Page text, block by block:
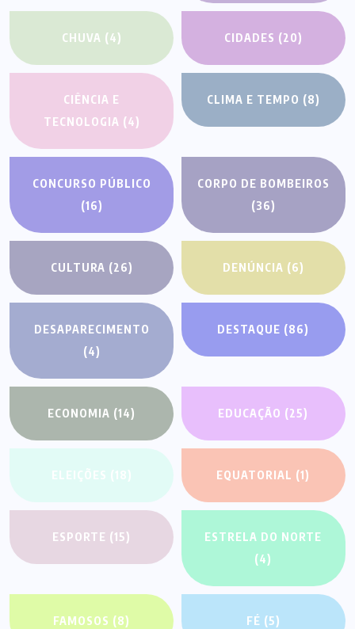
CHUVA (4) CIDADES (20)
CIÊNCIA E
TECNOLOGIA (4)
CLIMA E TEMPO (8)
CONCURSO PÚBLICO
(16)
CORPO DE BOMBEIROS
(36)
CULTURA (26) DENÚNCIA (6)
DESAPARECIMENTO
(4)
DESTAQUE (86)
ECONOMIA (14) EDUCAÇÃO (25)
ELEIÇÕES (18) EQUATORIAL (1)
ESPORTE (15)
ESTRELA DO NORTE
(4)
FAMOSOS (8) FÉ (5)